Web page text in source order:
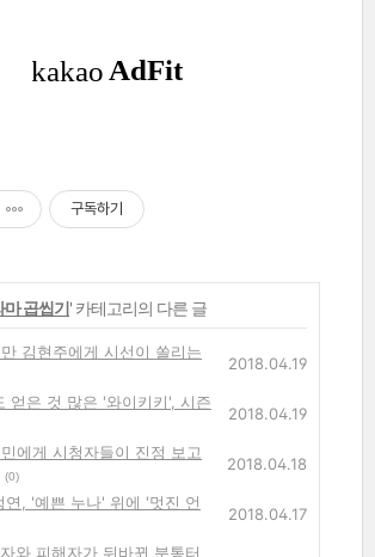
구독하기
마 곱씹기' 카테고리의 다른 글
김현주에게 시선이 쏠리는
2018.04.19
얻은 것 많은 '와이키키', 시즌
2018.04.19
에게 시청자들이 진정 보고
(0)
2018.04.18
연, '예쁜 누나' 위에 '멋진 언
2018.04.17
자와 피해자가 뒤바뀐 분통터